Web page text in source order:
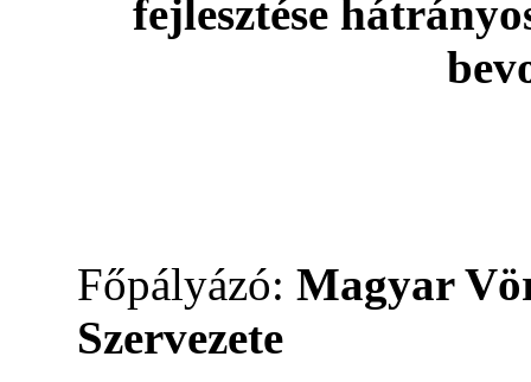
fejlesztése
Főpályázó: Magyar
Szervezete